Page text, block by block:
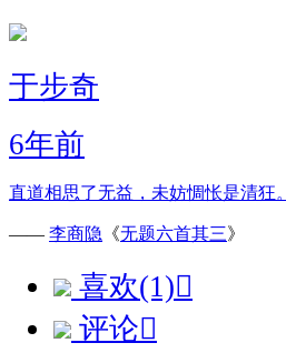
于步奇
6年前
直道相思了无益，未妨惆怅是清狂。
—— 李商隐 《无题六首其三》
喜欢(1)
评论